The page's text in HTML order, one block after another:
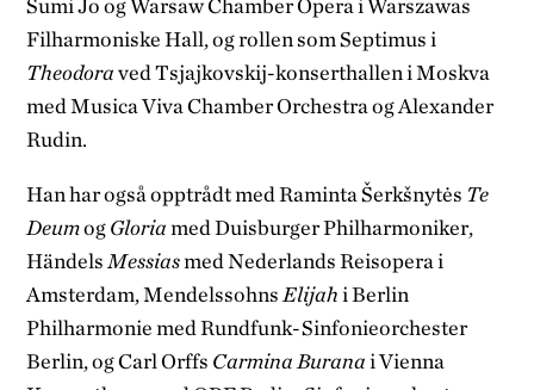
Filharmoniske Hall, og rollen som Septimus i
Theodoraved Tsjajkovskij-konserthallen i Moskva
med Musica Viva Chamber Orchestra og Alexander
Rudin.
Han har også opptrådt med Raminta Šerkšnytės Te
DeumogGloriamed Duisburger Philharmoniker,
Händels Messiasmed Nederlands Reisopera i
Amsterdam, Mendelssohns Elijahi Berlin
Philharmonie med Rundfunk-Sinfonieorchester
Berlin, og Carl Orffs Carmina Buranai Vienna